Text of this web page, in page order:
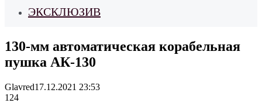
ЭКСКЛЮЗИВ
130-мм автоматическая корабельная
пушка АК-130
Glavred17.12.2021 23:53
124